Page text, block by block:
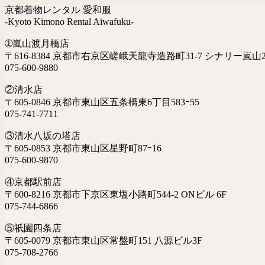
京都着物レンタル 愛和服
-Kyoto Kimono Rental Aiwafuku-
➀嵐山渡月橋店
〒616-8384 京都市右京区嵯峨天龍寺造路町31-7 シナリー嵐山
075-600-9880
②清水店
〒605-0846 京都市東山区五条橋東6丁目583ｰ55
075-741-7711
③清水八坂の塔店
〒605-0853 京都市東山区星野町87ｰ16
075-600-9870
④京都駅前店
〒600-8216 京都市下京区東塩小路町544-2 ONビル 6F
075-744-6866
⑤祇園四条店
〒605-0079 京都市東山区常盤町151 八源ビル3F
075-708-2766